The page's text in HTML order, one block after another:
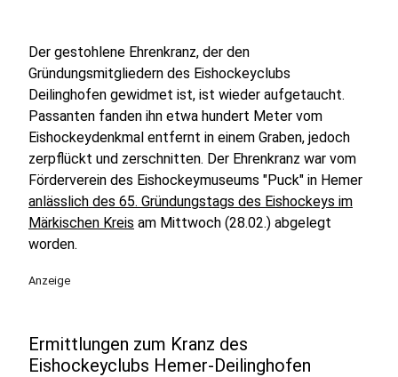
Der gestohlene Ehrenkranz, der den
Gründungsmitgliedern des Eishockeyclubs
Deilinghofen gewidmet ist, ist wieder aufgetaucht.
Passanten fanden ihn etwa hundert Meter vom
Eishockeydenkmal entfernt in einem Graben, jedoch
zerpflückt und zerschnitten. Der Ehrenkranz war vom
Förderverein des Eishockeymuseums "Puck" in Hemer
anlässlich des 65. Gründungstags des Eishockeys im
Märkischen Kreis am Mittwoch (28.02.) abgelegt
worden.
Anzeige
Ermittlungen zum Kranz des
Eishockeyclubs Hemer-Deilinghofen